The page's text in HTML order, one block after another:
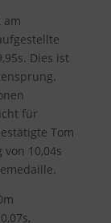
am
Dies ist
für
Tom
10,04s